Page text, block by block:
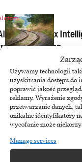
Używamy technologii
uzyskiwania dostępu do
poprawić jakość
reklamy. Wyrażenie
przetwarzanie danych,
unikalne identyfikatory
wycofanie może
Manage services
and Flox
in Sweden